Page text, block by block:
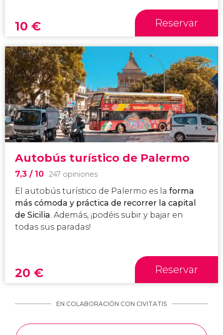
10 € Reservar
Autobús turístico de Palermo
7,3 / 10 247 opiniones
El autobús turístico de Palermo es la forma
más cómoda y práctica de recorrer la capital
de Sicilia. Además, ¡podéis subir y bajar en
todas sus paradas!
20 € Reservar
EN COLABORACIÓN CON CIVITATIS